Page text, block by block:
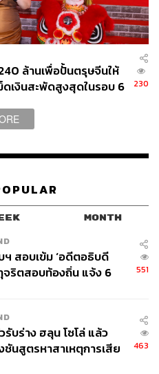
บ 10 คน, เมนูหยี่ซังจาน
4 คน) จานใหญ่ 1,988
ค็อก, อะ ลักซ์ชูรี คอลเล็
นี เขตปทุมวัน กรุงเทพฯ
ล้านเพื่อปั้นตรุษจีนให้
ดเงินสะพัดสูงสุดในรอบ 6
230
MONTH
ฯ สอบเข้ม ‘อดีตอธิบดี
จริตสอบท้องถิ่น แจ้ง 6
551
รับร่าง ฮลุน โซโล่ แล้ว
ชันสูตรหาสาเหตุการเสีย
463